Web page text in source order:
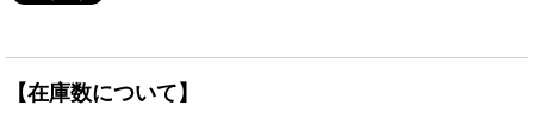
【在庫数について】